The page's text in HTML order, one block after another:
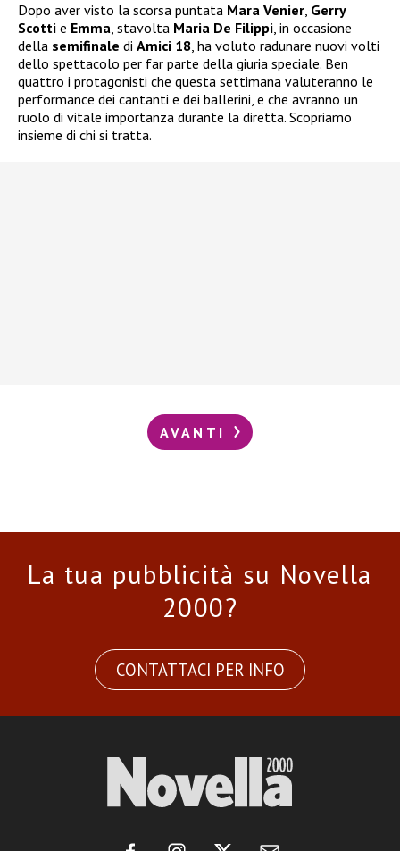
Dopo aver visto la scorsa puntata Mara Venier, Gerry
Scotti e Emma, stavolta Maria De Filippi, in occasione
della semifinale di Amici 18, ha voluto radunare nuovi volti
dello spettacolo per far parte della giuria speciale. Ben
quattro i protagonisti che questa settimana valuteranno le
performance dei cantanti e dei ballerini, e che avranno un
ruolo di vitale importanza durante la diretta. Scopriamo
insieme di chi si tratta.
AVANTI
La tua pubblicità su Novella
2000?
CONTATTACI PER INFO